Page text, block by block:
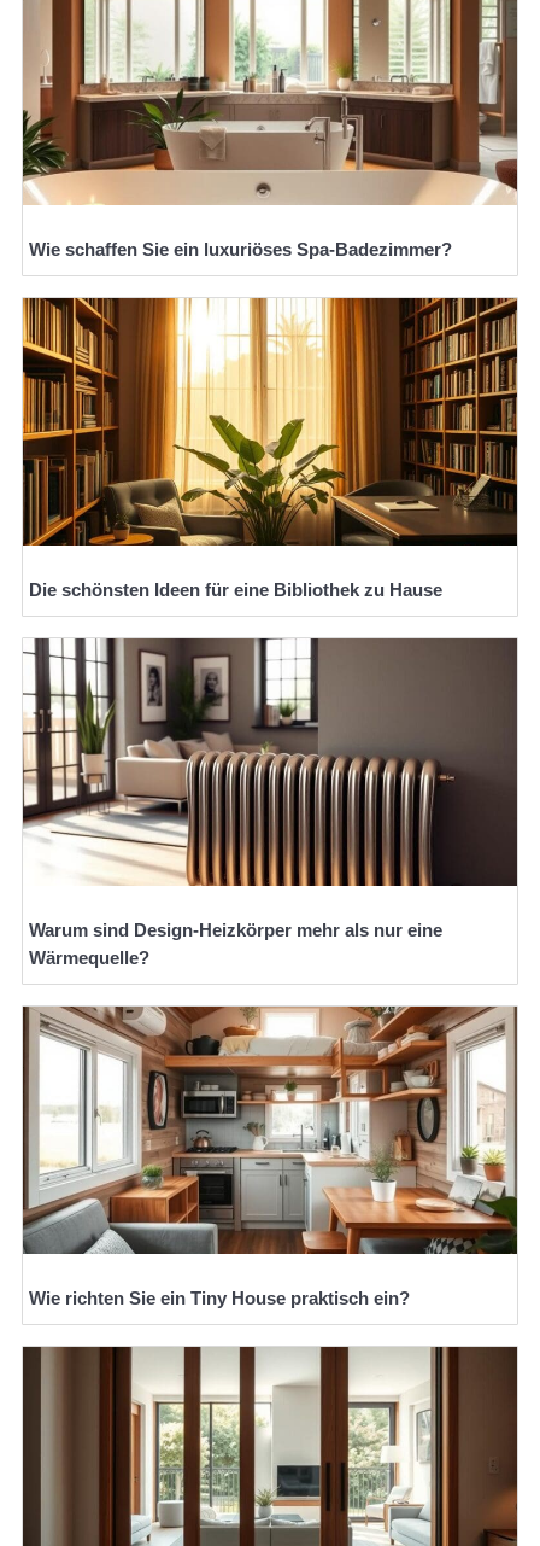
Wie schaffen Sie ein luxuriöses Spa-Badezimmer?
Die schönsten Ideen für eine Bibliothek zu Hause
Warum sind Design-Heizkörper mehr als nur eine
Wärmequelle?
Wie richten Sie ein Tiny House praktisch ein?